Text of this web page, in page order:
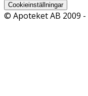
Cookieinställningar
© Apoteket AB 2009 -